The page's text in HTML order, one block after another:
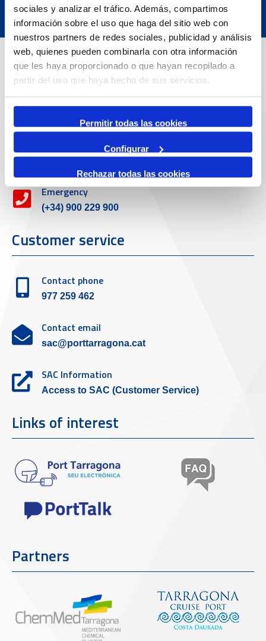
sociales y analizar el tráfico. Además, compartimos
información sobre el uso que haga del sitio web con
nuestros partners de redes sociales, publicidad y análisis
web, quienes pueden combinarla con otra información
que les haya proporcionado o que hayan recopilado a
partir del uso que haya hecho de sus servicios.
Permitir todas las cookies
Configurar
Rechazar todas las cookies
Contact
Adreça
Contact number
977 259 400
Emergency
(+34) 900 229 900
Customer service
Contact phone
977 259 462
Contact email
sac@porttarragona.cat
SAC Information
Access to SAC (Customer Service)
Links of interest
Partners